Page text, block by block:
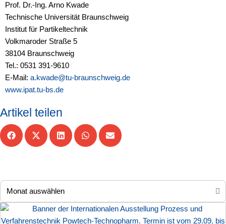
Prof. Dr.-Ing. Arno Kwade
Technische Universität Braunschweig
Institut für Partikeltechnik
Volkmaroder Straße 5
38104 Braunschweig
Tel.: 0531 391-9610
E-Mail: a.kwade@tu-braunschweig.de
www.ipat.tu-bs.de
Artikel teilen